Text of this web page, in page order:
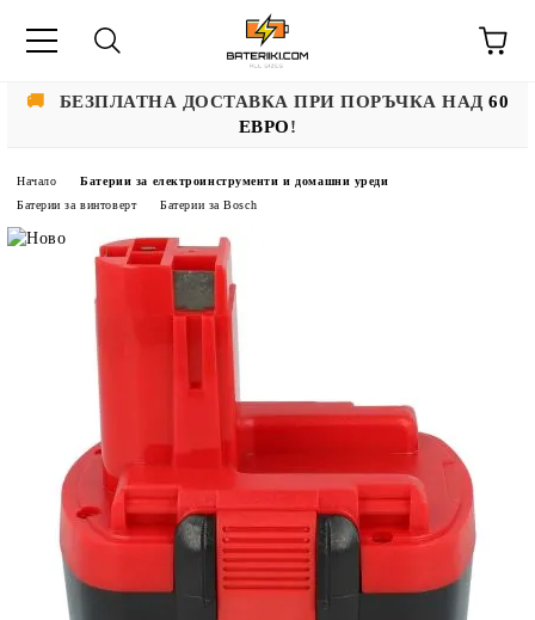
🚚 БЕЗПЛАТНА ДОСТАВКА ПРИ ПОРЪЧКА НАД60
ЕВРО!
Начало
Батерии за електроинструменти и домашни уреди
Батерии за винтоверт
Батерии за Bosch